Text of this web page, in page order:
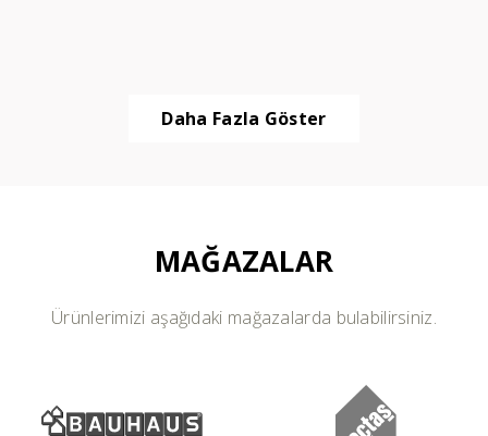
Daha Fazla Göster
MAĞAZALAR
Ürünlerimizi aşağıdaki mağazalarda bulabilirsiniz.